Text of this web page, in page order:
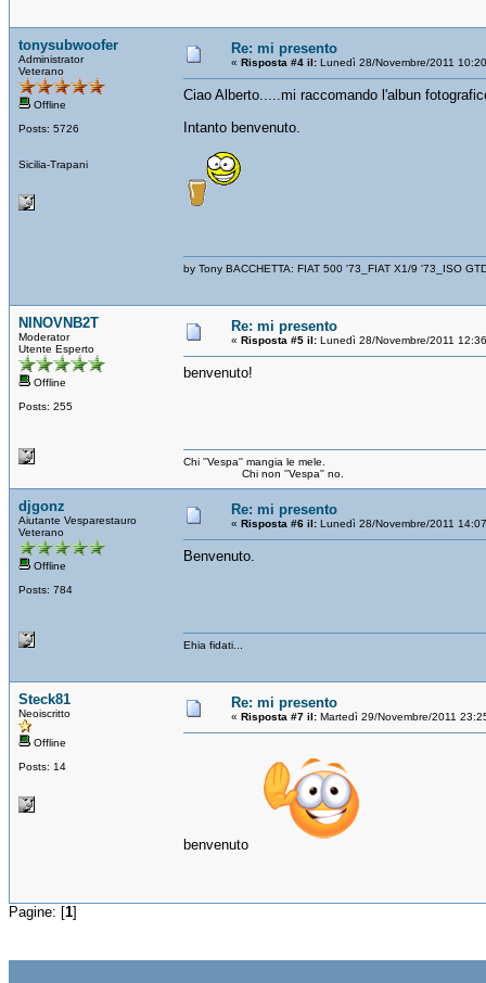
tonysubwoofer
Administrator
Veterano
Offline
Posts: 5726
Sicilia-Trapani
Re: mi presento
« Risposta #4 il: Lunedì 28/Novembre/2011
Ciao Alberto.....mi raccomando l'albun
Intanto benvenuto.
by Tony BACCHETTA: FIAT 500 '73_FIAT X1/9 '73_ISO
NINOVNB2T
Moderator
Utente Esperto
Offline
Posts: 255
Re: mi presento
« Risposta #5 il: Lunedì 28/Novembre/2011
benvenuto!
Chi ''Vespa'' mangia le mele.
Chi non ''Vespa'' no.
djgonz
Aiutante Vesparestauro
Veterano
Offline
Posts: 784
Re: mi presento
« Risposta #6 il: Lunedì 28/Novembre/2011
Benvenuto.
Ehia fidati...
Steck81
Neoiscritto
Offline
Posts: 14
Re: mi presento
« Risposta #7 il: Martedì 29/Novembre/2011
benvenuto
Pagine: [1]